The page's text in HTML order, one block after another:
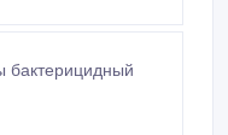
бактерицидный